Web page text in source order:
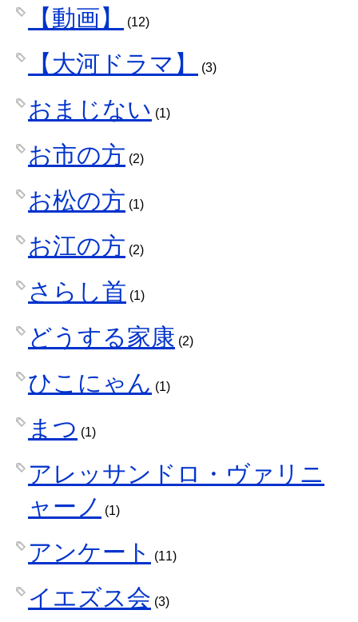
【動画】 (12)
【大河ドラマ】 (3)
おまじない (1)
お市の方 (2)
お松の方 (1)
お江の方 (2)
さらし首 (1)
どうする家康 (2)
ひこにゃん (1)
まつ (1)
アレッサンドロ・ヴァリニ
ャーノ
(1)
アンケート (11)
イエズス会 (3)